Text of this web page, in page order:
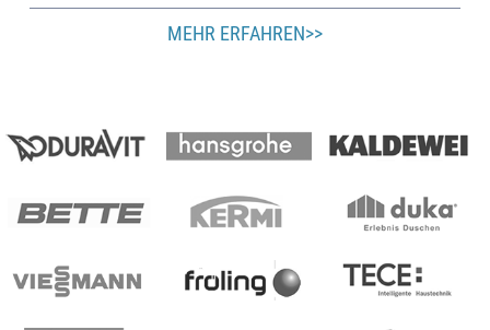
MEHR ERFAHREN>>